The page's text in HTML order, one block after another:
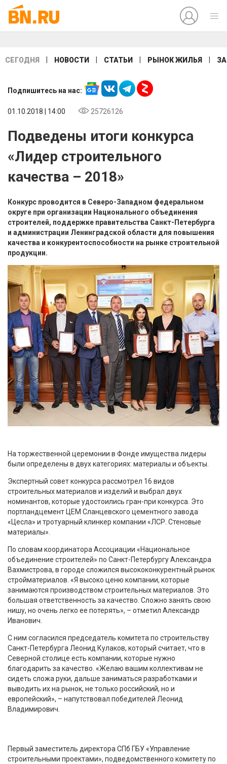
СЕГОДНЯ НОВОСТИ СТАТЬИ РЫНОК ЖИЛЬЯ
Подпишитесь на нас:
01.10.2018 | 14:00 25726126
Подведены итоги конкурса
«Лидер строительного
качества – 2018»
Конкурс проводится в Северо-Западном федеральном
округе при организации Национального объединения
строителей, поддержке правительства Санкт-Петербурга
и администрации Ленинградской области для повышения
качества и конкурентоспособности на рынке строительной
продукции.
На торжественной церемонии в Фонде имущества лидеры
были определены в двух категориях: материалы и объекты.
Экспертный совет конкурса рассмотрел 16 видов
строительных материалов и изделий и выбрал двух
номинантов, которые удостоились гран-при конкурса. Это
портландцемент ЦЕМ Сланцевского цементного завода
«Цесла» и тротуарный клинкер компании «ЛСР. Стеновые
материалы».
По словам координатора Ассоциации «Национальное
объединение строителей» по Санкт-Петербургу Александра
Вахмистрова, в городе сложился высококонкурентный рынок
стройматериалов. «Я высоко ценю компании, которые
занимаются производством строительных материалов. Это
большая ответственность за качество. Сложно занять свою
нишу, но очень легко ее потерять», – отметил Александр
Иванович.
С ним согласился председатель комитета по строительству
Санкт-Петербурга Леонид Кулаков, который считает, что в
Северной столице есть компании, которые нужно
благодарить за качество. «Желаю вашим коллективам не
сидеть сложа руки, дальше заниматься разработками и
выводить их на рынок, не только российский, но и
европейский», – напутствовал победителей Леонид
Владимирович.
Первый заместитель директора СПб ГБУ «Управление
строительными проектами», подведомственного комитету по